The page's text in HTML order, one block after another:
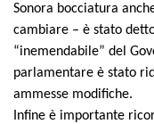
Sonora bocciatura
cambiare – è stato
“inemendabile” del
parlamentare è stato
ammesse modifiche.
Infine è importante